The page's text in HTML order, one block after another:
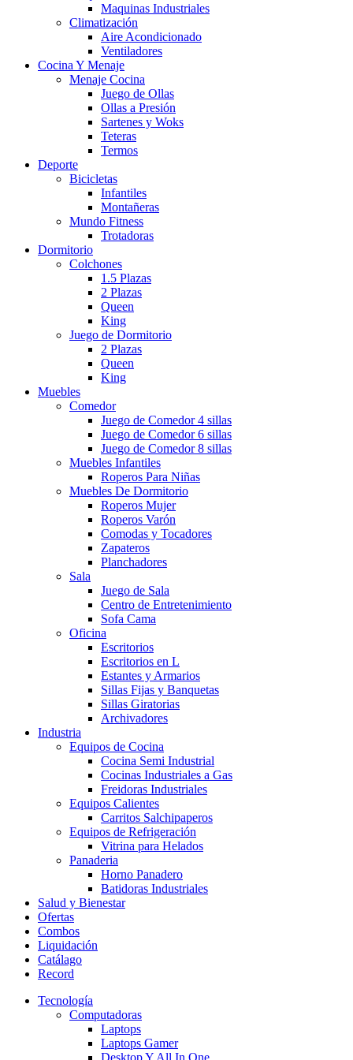
Maquinas Industriales
Climatización
Aire Acondicionado
Ventiladores
Cocina Y Menaje
Menaje Cocina
Juego de Ollas
Ollas a Presión
Sartenes y Woks
Teteras
Termos
Deporte
Bicicletas
Infantiles
Montañeras
Mundo Fitness
Trotadoras
Dormitorio
Colchones
1.5 Plazas
2 Plazas
Queen
King
Juego de Dormitorio
2 Plazas
Queen
King
Muebles
Comedor
Juego de Comedor 4 sillas
Juego de Comedor 6 sillas
Juego de Comedor 8 sillas
Muebles Infantiles
Roperos Para Niñas
Muebles De Dormitorio
Roperos Mujer
Roperos Varón
Comodas y Tocadores
Zapateros
Planchadores
Sala
Juego de Sala
Centro de Entretenimiento
Sofa Cama
Oficina
Escritorios
Escritorios en L
Estantes y Armarios
Sillas Fijas y Banquetas
Sillas Giratorias
Archivadores
Industria
Equipos de Cocina
Cocina Semi Industrial
Cocinas Industriales a Gas
Freidoras Industriales
Equipos Calientes
Carritos Salchipaperos
Equipos de Refrigeración
Vitrina para Helados
Panaderia
Horno Panadero
Batidoras Industriales
Salud y Bienestar
Ofertas
Combos
Liquidación
Catálago
Record
Tecnología
Computadoras
Laptops
Laptops Gamer